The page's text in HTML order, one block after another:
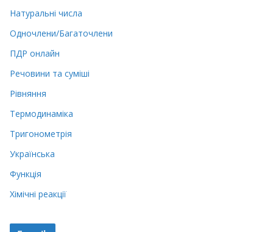
Натуральні числа
Одночлени/Багаточлени
ПДР онлайн
Речовини та суміші
Рівняння
Термодинаміка
Тригонометрія
Українська
Функція
Хімічні реакції